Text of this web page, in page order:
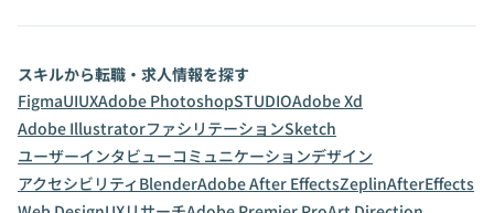
スキルから転職・求人情報を探す
FigmaUIUXAdobe PhotoshopSTUDIOAdobe Xd
Adobe IllustratorファシリテーションSketch
ユーザーインタビューコミュニケーションデザイン
アクセシビリティ BlenderAdobe After EffectsZeplinAfterEffects